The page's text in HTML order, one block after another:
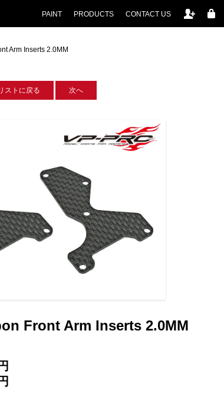
PAINT PRODUCTS CONTACT US
Arm Inserts 2.0MM
ストに戻る 次へ
Front Arm Inserts 2.0MM